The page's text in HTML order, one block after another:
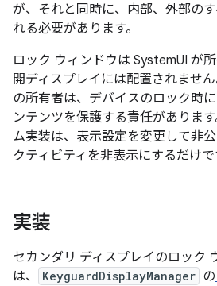
が、それと同時に、内部、外部の
れる必要があります。
ロック ウィンドウは SystemUI が
開ディスプレイには配置されませ
の所有者は、デバイスのロック時
ンテンツを保護する責任がありま
ム実装は、表示設定を変更して非
クティビティを非表示にするだけで
実装
セカンダリ ディスプレイのロック
は、
KeyguardDisplayManager の